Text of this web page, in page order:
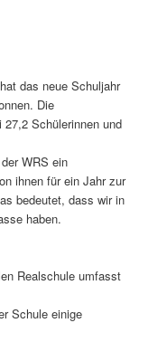
das neue Schuljahr
Die
Schülerinnen und
WRS ein
ihnen für ein Jahr zur
bedeutet, dass wir in
haben.
Realschule umfasst
Schule einige